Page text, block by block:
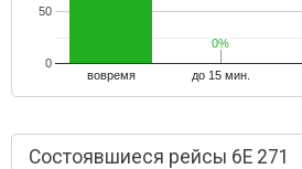
вовремя до 15 мин.
0
50
0%
0%
Состоявшиеся рейсы 6E 271